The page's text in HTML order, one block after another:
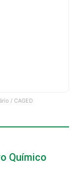
/ CAGED
Químico